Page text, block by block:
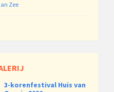
Zee
3-korenfestival Huis van